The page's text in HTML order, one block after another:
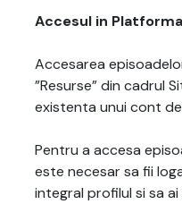
Accesul in
Accesarea
”Resurse” din cadrul
existenta unui cont
Pentru a accesa
este necesar sa fii
integral profilul si sa